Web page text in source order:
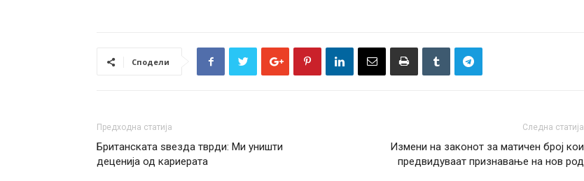
Сподели
Предходна статија
Британската ѕвезда тврди: Ми уништи
деценија од кариерата
Следна статија
Измени на законот за матичен број кои
предвидуваат признавање на нов род